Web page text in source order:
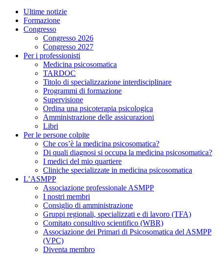
Ultime notizie
Formazione
Congresso
Congresso 2026
Congresso 2027
Per i professionisti
Medicina psicosomatica
TARDOC
Titolo di specializzazione interdisciplinare
Programmi di formazione
Supervisione
Ordina una psicoterapia psicologica
Amministrazione delle assicurazioni
Libri
Per le persone colpite
Che cos’è la medicina psicosomatica?
Di quali diagnosi si occupa la medicina psicosomatica?
I medici del mio quartiere
Cliniche specializzate in medicina psicosomatica
L’ASMPP
Associazione professionale ASMPP
I nostri membri
Consiglio di amministrazione
Gruppi regionali, specializzati e di lavoro (TFA)
Comitato consultivo scientifico (WBR)
Associazione dei Primari di Psicosomatica del ASMPP
(VPC)
Diventa membro